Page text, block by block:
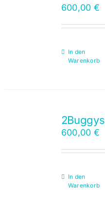
600,00 €
In den
Warenkorb
2Buggys
600,00 €
In den
Warenkorb